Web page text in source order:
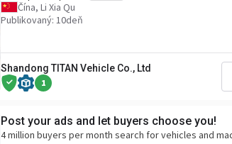
Čína, Li Xia Qu
Publikovaný: 10deň
Shandong TITAN Vehicle Co., Ltd
1
Post your ads and let buyers choose you!
4 million buyers per month search for vehicles and